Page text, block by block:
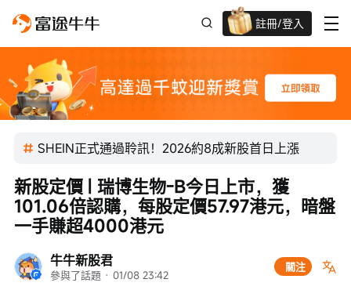
註冊/登入
迎新驚喜賞 股票/BTC等任你揀!
SHEIN正式通過聆訊！2026約8成新股首日上漲
牛牛新股君
參與了話題 · 01/08 23:42
關注
新股定價 | 瑞博生物-B今日上市，獲
101.06倍認購，每股定價57.97港元，暗盤
一手賺超4000港元